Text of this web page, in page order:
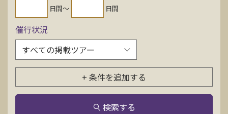
日間〜 日間
催行状況
+ 条件を追加する
検索する